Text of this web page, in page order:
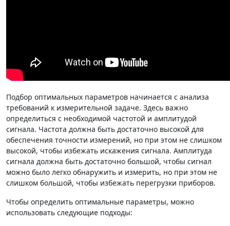
Подбор оптимальных параметров начинается с анализа
требований к измерительной задаче. Здесь важно
определиться с необходимой частотой и амплитудой
сигнала. Частота должна быть достаточно высокой для
обеспечения точности измерений, но при этом не слишком
высокой, чтобы избежать искажения сигнала. Амплитуда
сигнала должна быть достаточно большой, чтобы сигнал
можно было легко обнаружить и измерить, но при этом не
слишком большой, чтобы избежать перегрузки приборов.
Чтобы определить оптимальные параметры, можно
использовать следующие подходы: